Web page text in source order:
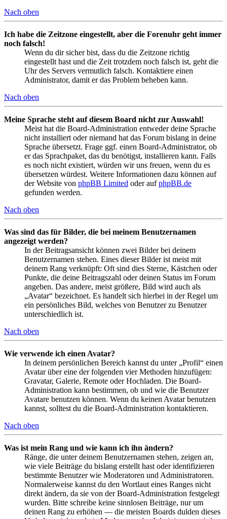
Nach oben
Ich habe die Zeitzone eingestellt, aber die Forenuhr geht immer
noch falsch!
Wenn du dir sicher bist, dass du die Zeitzone richtig
eingestellt hast und die Zeit trotzdem noch falsch ist, geht die
Uhr des Servers vermutlich falsch. Kontaktiere einen
Administrator, damit er das Problem beheben kann.
Nach oben
Meine Sprache steht auf diesem Board nicht zur Auswahl!
Meist hat die Board-Administration entweder deine Sprache
nicht installiert oder niemand hat das Forum bislang in deine
Sprache übersetzt. Frage ggf. einen Board-Administrator, ob
er das Sprachpaket, das du benötigst, installieren kann. Falls
es noch nicht existiert, würden wir uns freuen, wenn du es
übersetzen würdest. Weitere Informationen dazu können auf
der Website von phpBB Limited oder aufphpBB.de
gefunden werden.
Nach oben
Was sind das für Bilder, die bei meinem Benutzernamen
angezeigt werden?
In der Beitragsansicht können zwei Bilder bei deinem
Benutzernamen stehen. Eines dieser Bilder ist meist mit
deinem Rang verknüpft: Oft sind dies Sterne, Kästchen oder
Punkte, die deine Beitragszahl oder deinen Status im Forum
angeben. Das andere, meist größere, Bild wird auch als
„Avatar“ bezeichnet. Es handelt sich hierbei in der Regel um
ein persönliches Bild, welches von Benutzer zu Benutzer
unterschiedlich ist.
Nach oben
Wie verwende ich einen Avatar?
In deinem persönlichen Bereich kannst du unter „Profil“ einen
Avatar über eine der folgenden vier Methoden hinzufügen:
Gravatar, Galerie, Remote oder Hochladen. Die Board-
Administration kann bestimmen, ob und wie die Benutzer
Avatare benutzen können. Wenn du keinen Avatar benutzen
kannst, solltest du die Board-Administration kontaktieren.
Nach oben
Was ist mein Rang und wie kann ich ihn ändern?
Ränge, die unter deinem Benutzernamen stehen, zeigen an,
wie viele Beiträge du bislang erstellt hast oder identifizieren
bestimmte Benutzer wie Moderatoren und Administratoren.
Normalerweise kannst du den Wortlaut eines Ranges nicht
direkt ändern, da sie von der Board-Administration festgelegt
wurden. Bitte schreibe keine sinnlosen Beiträge, nur um
deinen Rang zu erhöhen — die meisten Boards dulden dieses